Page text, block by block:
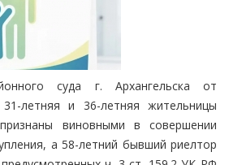
суда г. Архангельска от
летняя и 36-летняя жительницы
виновными в совершении
а 58-летний бывший риелтор